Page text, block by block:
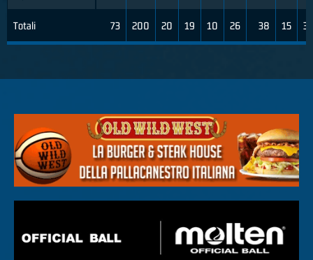
Totali 73 200 20 19 10 26 38 15